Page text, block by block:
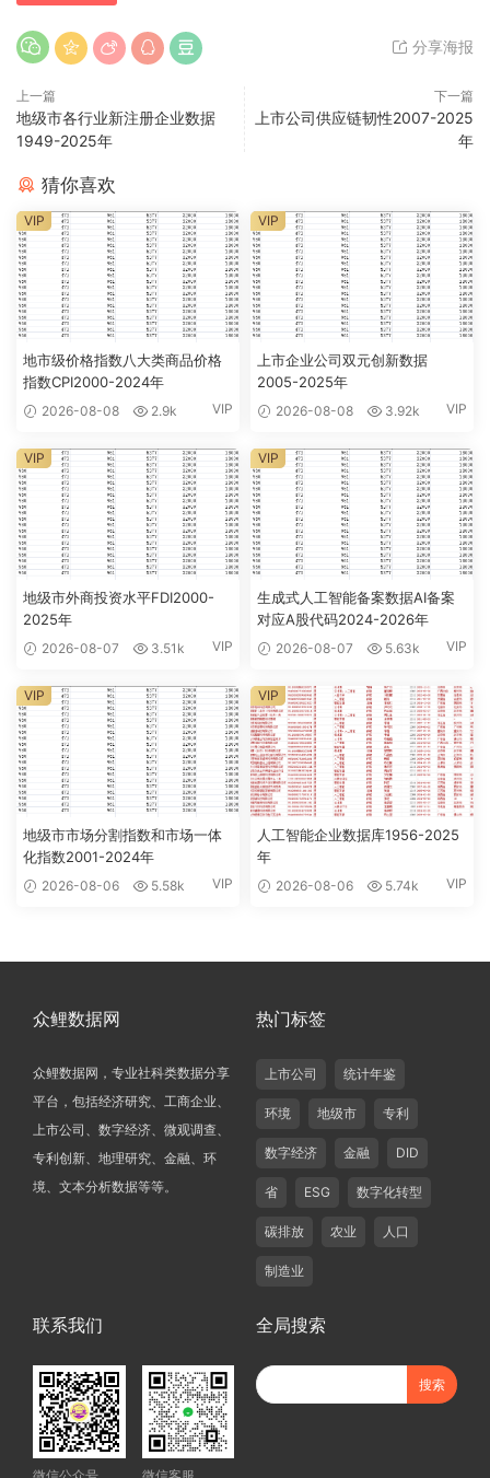
分享海报
上一篇
地级市各行业新注册企业数据
1949-2025年
下一篇
上市公司供应链韧性2007-2025
年
猜你喜欢
地市级价格指数八大类商品价格
指数CPI2000-2024年
2026-08-08 2.9k VIP
VIP
上市企业公司双元创新数据
2005-2025年
2026-08-08 3.92k VIP
VIP
地级市外商投资水平FDI2000-
2025年
2026-08-07 3.51k VIP
VIP
生成式人工智能备案数据AI备案
对应A股代码2024-2026年
2026-08-07 5.63k VIP
VIP
地级市市场分割指数和市场一体
化指数2001-2024年
2026-08-06 5.58k VIP
VIP
人工智能企业数据库1956-2025
年
2026-08-06 5.74k VIP
VIP
众鲤数据网
众鲤数据网，专业社科类数据分享
平台，包括经济研究、工商企业、
上市公司、数字经济、微观调查、
专利创新、地理研究、金融、环
境、文本分析数据等等。
热门标签
上市公司 统计年鉴
环境 地级市 专利
数字经济 金融 DID
省 ESG 数字化转型
碳排放 农业 人口
制造业
联系我们
微信公众号 微信客服
全局搜索